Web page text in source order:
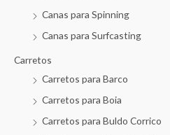
Canas para Spinning
Canas para Surfcasting
Carretos
Carretos para Barco
Carretos para Boia
Carretos para Buldo Corrico